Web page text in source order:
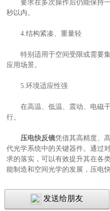
要求在多次操作后仍能保持一
秒以内。
4.结构紧凑、重量轻
特别适用于空间受限或需要集
应用场景。
5.环境适应性强
在高温、低温、震动、电磁干
行。
压电快反镜凭借其高精度、
代光学系统中的关键器件。通过
求的落实，可以有效提升其在各
能制造和空间光学的发展，压电
发送给朋友